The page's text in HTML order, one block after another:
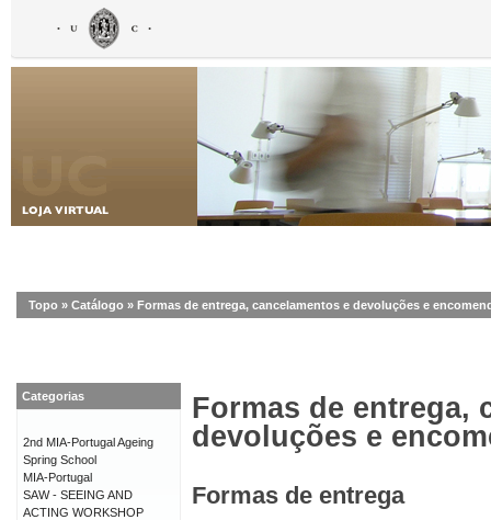
Topo » Catálogo » Formas de entrega, cancelamentos e devoluções e
Formas de entrega,
devoluções e
Formas de entrega
Categorias
2nd MIA-Portugal Ageing
Spring School
MIA-Portugal
SAW - SEEING AND
ACTING WORKSHOP